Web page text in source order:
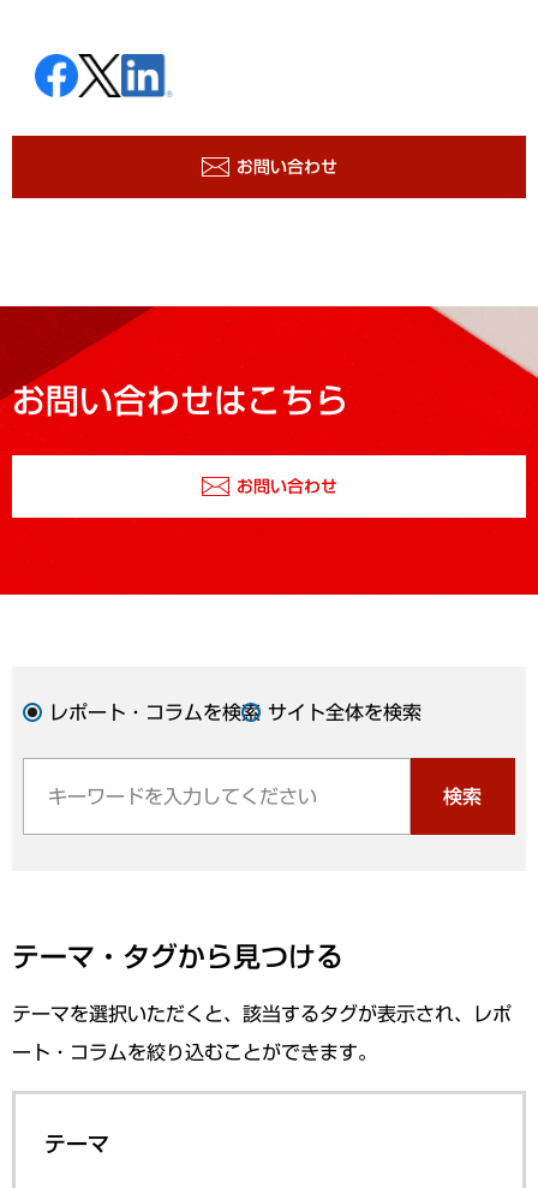
お問い合わせ
お問い合わせはこちら
お問い合わせ
レポート・コラムを検索 サイト全体を検索
検索
テーマ・タグから見つける
テーマを選択いただくと、該当するタグが表示され、レポ
ート・コラムを絞り込むことができます。
テーマ